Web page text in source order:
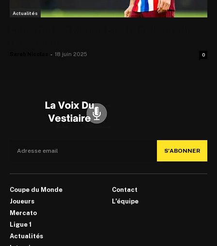
Actualités
- 18 juin 2025 0
S'ABONNER
Coupe du Monde
Joueurs
Mercato
Ligue 1
Actualités
Contact
L’équipe